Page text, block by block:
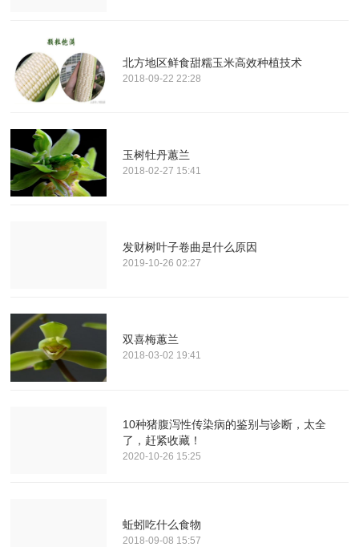
北方地区鲜食甜糯玉米高效种植技术
2018-09-22 22:28
玉树牡丹蕙兰
2018-02-27 15:41
发财树叶子卷曲是什么原因
2019-10-26 02:27
双喜梅蕙兰
2018-03-02 19:41
10种猪腹泻性传染病的鉴别与诊断，太全
了，赶紧收藏！
2020-10-26 15:25
蚯蚓吃什么食物
2018-09-08 15:57